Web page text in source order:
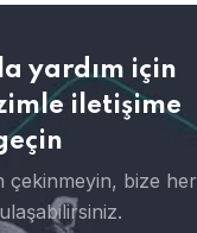
yardım için
iletişime
çekinmeyin, bize her